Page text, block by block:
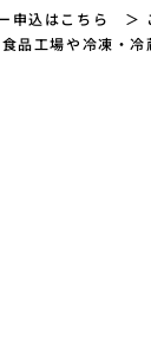
申込はこちら ＞
品工場や冷凍・